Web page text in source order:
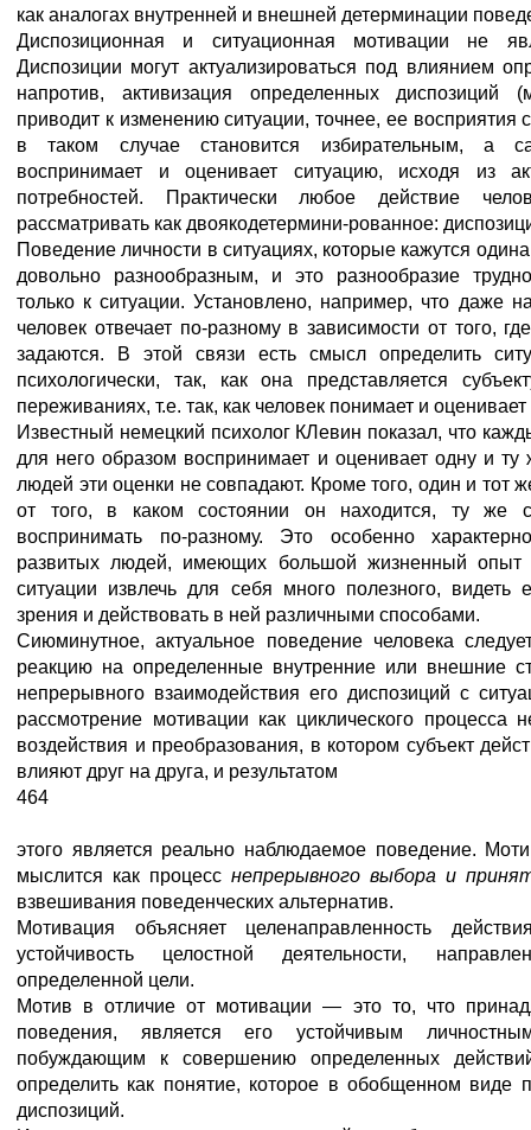
как аналогах внутренней и внешней детерминации
Диспозиционная и ситуационная мотивации не
Диспозиции могут актуализироваться под влиянием
напротив, активизация определенных диспозиций
приводит к изменению ситуации, точнее, ее восприятия
в таком случае становится избирательным, а
воспринимает и оценивает ситуацию, исходя из
потребностей. Практически любое действие
рассматривать как двоякодетермини-рованное:
Поведение личности в ситуациях, которые кажутся
довольно разнообразным, и это разнообразие
только к ситуации. Установлено, например, что даже
человек отвечает по-разному в зависимости от того,
задаются. В этой связи есть смысл определить
психологически, так, как она представляется
переживаниях, т.е. так, как человек понимает и оценивает
Известный немецкий психолог КЛевин показал, что
для него образом воспринимает и оценивает одну и
людей эти оценки не совпадают. Кроме того, один и тот
от того, в каком состоянии он находится, ту же
воспринимать по-разному. Это особенно
развитых людей, имеющих большой жизненный
ситуации извлечь для себя много полезного,
зрения и действовать в ней различными способами.
Сиюминутное, актуальное поведение человека
реакцию на определенные внутренние или внешние
непрерывного взаимодействия его диспозиций с
рассмотрение мотивации как циклического процесса
воздействия и преобразования, в котором субъект
влияют друг на друга, и результатом
464
этого является реально наблюдаемое поведение.
мыслится как процесс непрерывного выбора и
взвешивания поведенческих альтернатив.
Мотивация объясняет целенаправленность
устойчивость целостной деятельности,
определенной цели.
Мотив в отличие от мотивации — это то, что
поведения, является его устойчивым
побуждающим к совершению определенных
определить как понятие, которое в обобщенном виде
диспозиций.